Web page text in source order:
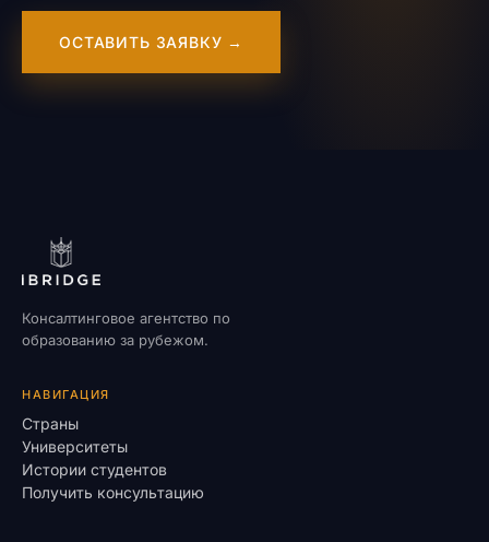
ОСТАВИТЬ ЗАЯВКУ →
Консалтинговое агентство по
образованию за рубежом.
НАВИГАЦИЯ
Страны
Университеты
Истории студентов
Получить консультацию